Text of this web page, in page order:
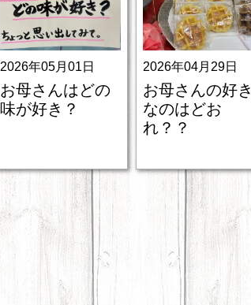
2026年05月01日
お母さんはどの
味が好き？
2026年04月29日
お母さんの好き
なのはどお
れ？？